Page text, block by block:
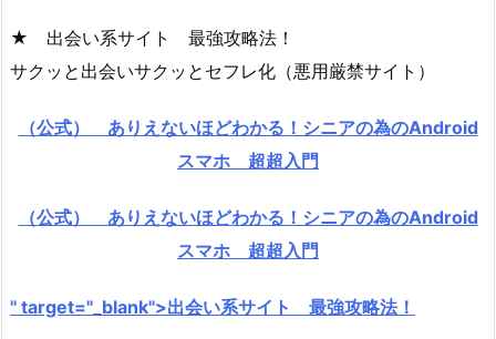
★ 出会い系サイト 最強攻略法！
サクッと出会いサクッとセフレ化（悪用厳禁サイト）
（公式） ありえないほどわかる！シニアの為のAndroid
スマホ 超超入門
（公式） ありえないほどわかる！シニアの為のAndroid
スマホ 超超入門
" target="_blank">出会い系サイト 最強攻略法！